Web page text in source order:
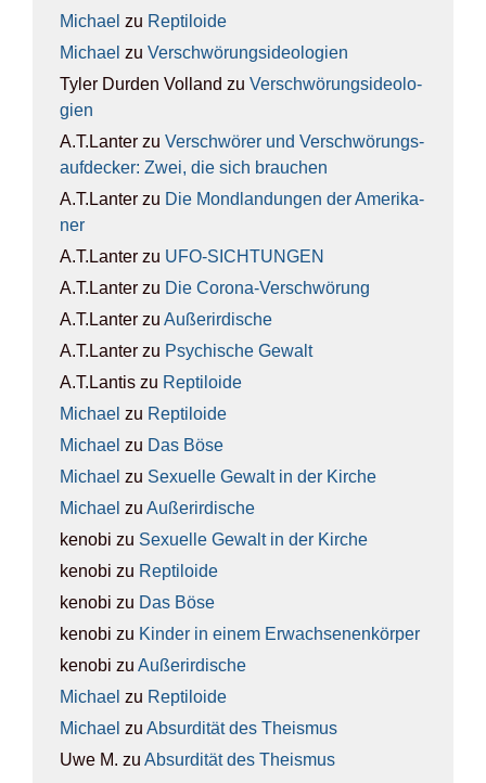
Michael zu Rep­ti­lo­ide
Michael zu Ver­schwö­rungs­ideo­lo­gien
Tyler Durden Volland zu Ver­schwö­rungs­ideo­lo­
gien
A.T.Lanter zu Ver­schwö­rer und Ver­schwö­rungs­
auf­de­cker: Zwei, die sich brau­chen
A.T.Lanter zu Die Mond­lan­dun­gen der Ame­ri­ka­
ner
A.T.Lanter zu UFO-SICH­TUN­GEN
A.T.Lanter zu Die Coro­na-Ver­schwö­rung
A.T.Lanter zu Außer­ir­di­sche
A.T.Lanter zu Psy­chi­sche Gewalt
A.T.Lantis zu Rep­ti­lo­ide
Michael zu Rep­ti­lo­ide
Michael zu Das Böse
Michael zu Sexu­el­le Gewalt in der Kir­che
Michael zu Außer­ir­di­sche
kenobi zu Sexu­el­le Gewalt in der Kir­che
kenobi zu Rep­ti­lo­ide
kenobi zu Das Böse
kenobi zu Kin­der in einem Erwach­se­nen­kör­per
kenobi zu Außer­ir­di­sche
Michael zu Rep­ti­lo­ide
Michael zu Absur­di­tät des The­is­mus
Uwe M. zu Absur­di­tät des The­is­mus